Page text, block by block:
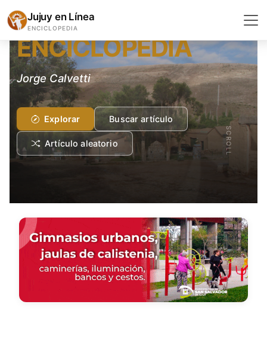
Jujuy en Línea
ENCICLOPEDIA
ENCICLOPEDIA
Jorge Calvetti
Explorar Buscar artículo
Artículo aleatorio SCROLL